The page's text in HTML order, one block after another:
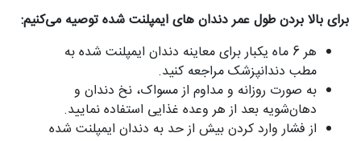
برای بالا بردن طول عمر دندان های ایمپلنت شده توصیه می‌کنیم:
هر 6 ماه یکبار برای معاینه دندان ایمپلنت شده به
مطب دندانپزشک مراجعه کنید.
به‌ صورت روزانه و مداوم از مسواک، نخ دندان و
دهان‌شویه بعد از هر وعده غذایی استفاده نمایید.
از فشار وارد کردن بیش از حد به دندان ایمپلنت شده